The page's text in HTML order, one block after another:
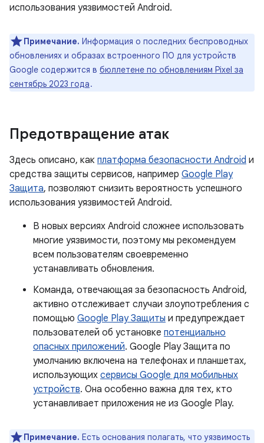
использования уязвимостей Android.
Примечание. Информация о последних беспроводных
обновлениях и образах встроенного ПО для устройств
Google содержится в бюллетене по обновлениям Pixel за
сентябрь 2023 года.
Предотвращение атак
Здесь описано, как платформа безопасности Android и
средства защиты сервисов, например Google Play
Защита, позволяют снизить вероятность успешного
использования уязвимостей Android.
В новых версиях Android сложнее использовать
многие уязвимости, поэтому мы рекомендуем
всем пользователям своевременно
устанавливать обновления.
Команда, отвечающая за безопасность Android,
активно отслеживает случаи злоупотребления с
помощью Google Play Защиты и предупреждает
пользователей об установке потенциально
опасных приложений. Google Play Защита по
умолчанию включена на телефонах и планшетах,
использующих сервисы Google для мобильных
устройств. Она особенно важна для тех, кто
устанавливает приложения не из Google Play.
Примечание. Есть основания полагать, что уязвимость